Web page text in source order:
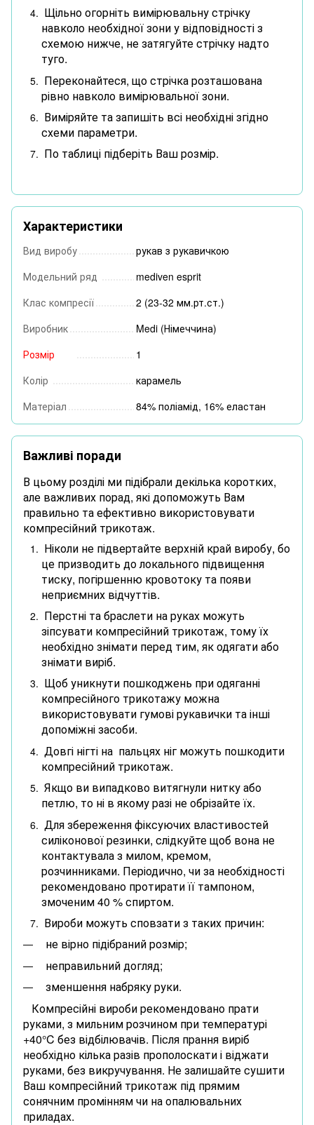
Щільно огорніть вимірювальну стрічку
навколо необхідної зони у відповідності з
схемою нижче, не затягуйте стрічку надто
туго.
Переконайтеся, що стрічка розташована
рівно навколо вимірювальної зони.
Виміряйте та запишіть всі необхідні згідно
схеми параметри.
По таблиці підберіть Ваш розмір.
Характеристики
Вид виробу
рукав з рукавичкою
Модельний ряд
mediven esprit
Клас компресії
2 (23-32 мм.рт.ст.)
Виробник
Medi (Німеччина)
Розмір
1
Колір
карамель
Матеріал
84% поліамід, 16% еластан
Важливі поради
В цьому розділі ми підібрали декілька коротких,
але важливих порад, які допоможуть Вам
правильно та ефективно використовувати
компресійний трикотаж.
Ніколи не підвертайте верхній край виробу, бо
це призводить до локального підвищення
тиску, погіршенню кровотоку та появи
неприємних відчуттів.
Перстні та браслети на руках можуть
зіпсувати компресійний трикотаж, тому їх
необхідно знімати перед тим, як одягати або
знімати виріб.
Щоб уникнути пошкоджень при одяганні
компресійного трикотажу можна
використовувати гумові рукавички та інші
допоміжні засоби.
Довгі нігті на пальцях ніг можуть пошкодити
компресійний трикотаж.
Якщо ви випадково витягнули нитку або
петлю, то ні в якому разі не обрізайте їх.
Для збереження фіксуючих властивостей
силіконової резинки, слідкуйте щоб вона не
контактувала з милом, кремом,
розчинниками. Періодично, чи за необхідності
рекомендовано протирати її тампоном,
змоченим 40 % спиртом.
Вироби можуть сповзати з таких причин:
не вірно підібраний розмір;
неправильний догляд;
зменшення набряку руки.
Компресійні вироби рекомендовано прати
руками, з мильним розчином при температурі
+40°C без відбілювачів. Після прання виріб
необхідно кілька разів прополоскати і віджати
руками, без викручування. Не залишайте сушити
Ваш компресійний трикотаж під прямим
сонячним промінням чи на опалювальних
приладах.